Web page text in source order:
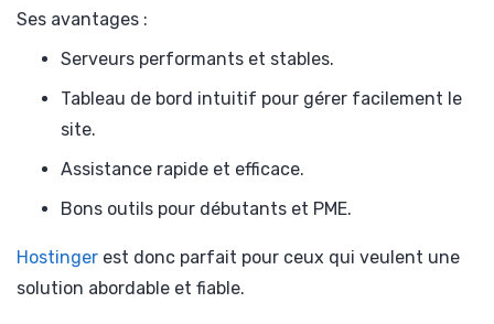
Ses avantages :
Serveurs performants et stables.
Tableau de bord intuitif pour gérer facilement le
site.
Assistance rapide et efficace.
Bons outils pour débutants et PME.
Hostinger est donc parfait pour ceux qui veulent une
solution abordable et fiable.